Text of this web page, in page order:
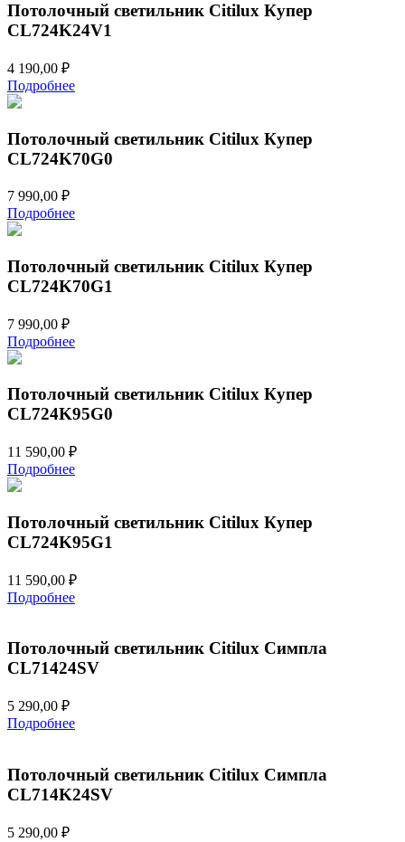
Потолочный светильник Citilux Купер
CL724K24V1
4 190,00 ₽
Подробнее
Потолочный светильник Citilux Купер
CL724K70G0
7 990,00 ₽
Подробнее
Потолочный светильник Citilux Купер
CL724K70G1
7 990,00 ₽
Подробнее
Потолочный светильник Citilux Купер
CL724K95G0
11 590,00 ₽
Подробнее
Потолочный светильник Citilux Купер
CL724K95G1
11 590,00 ₽
Подробнее
Потолочный светильник Citilux Симпла
CL71424SV
5 290,00 ₽
Подробнее
Потолочный светильник Citilux Симпла
CL714K24SV
5 290,00 ₽